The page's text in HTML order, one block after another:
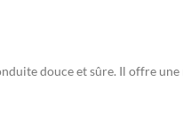
douce et sûre. Il offre